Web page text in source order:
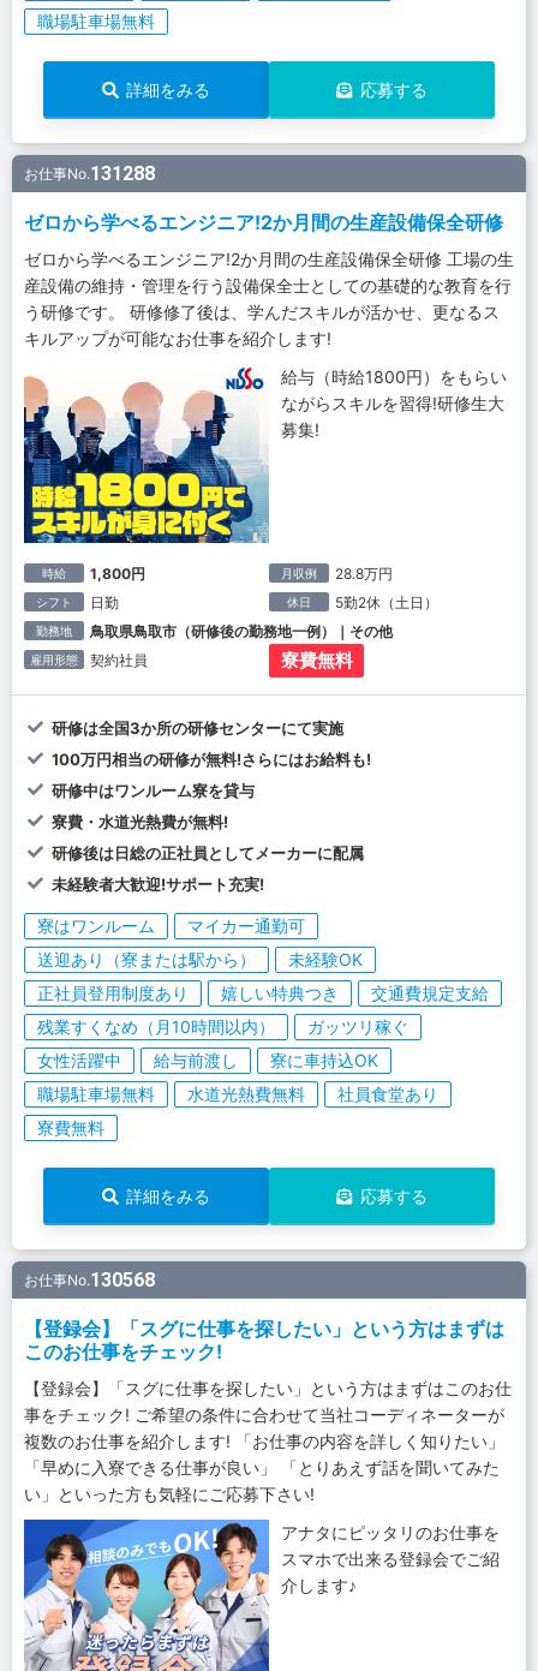
職場駐車場無料
詳細をみる 応募する
お仕事No.131288
ゼロから学べるエンジニア!2か月間の生産設備保全研修
ゼロから学べるエンジニア!2か月間の生産設備保全研修 工場の生
産設備の維持・管理を行う設備保全士としての基礎的な教育を行
う研修です。 研修修了後は、学んだスキルが活かせ、更なるス
キルアップが可能なお仕事を紹介します!
給与（時給1800円）をもらい
ながらスキルを習得!研修生大
募集!
時給 1,800円 月収例 28.8万円
シフト 日勤 休日 5勤2休（土日）
勤務地 鳥取県鳥取市（研修後の勤務地一例）｜その他
雇用形態 契約社員 寮費無料
研修は全国3か所の研修センターにて実施
100万円相当の研修が無料!さらにはお給料も!
研修中はワンルーム寮を貸与
寮費・水道光熱費が無料!
研修後は日総の正社員としてメーカーに配属
未経験者大歓迎!サポート充実!
寮はワンルーム
マイカー通勤可
送迎あり（寮または駅から）
未経験OK
正社員登用制度あり
嬉しい特典つき
交通費規定支給
残業すくなめ（月10時間以内）
ガッツリ稼ぐ
女性活躍中
給与前渡し
寮に車持込OK
職場駐車場無料
水道光熱費無料
社員食堂あり
寮費無料
詳細をみる 応募する
お仕事No.130568
【登録会】「スグに仕事を探したい」という方はまずは
このお仕事をチェック!
【登録会】「スグに仕事を探したい」という方はまずはこのお仕
事をチェック! ご希望の条件に合わせて当社コーディネーターが
複数のお仕事を紹介します! 「お仕事の内容を詳しく知りたい」
「早めに入寮できる仕事が良い」 「とりあえず話を聞いてみた
い」といった方も気軽にご応募下さい!
アナタにピッタリのお仕事を
スマホで出来る登録会でご紹
介します♪